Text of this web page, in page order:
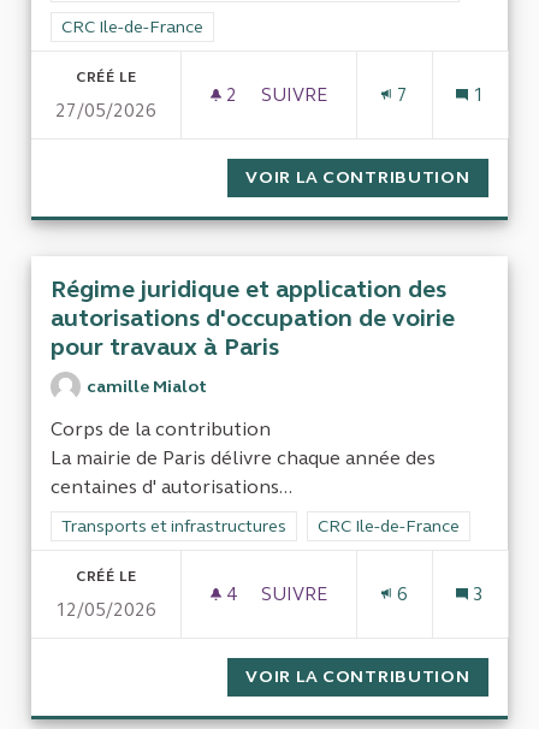
Filtrer les résultats pour le secteur : CRC Ile-de-France
CRC Ile-de-France
CRÉÉ LE
27/05/2026
2 2 ABONNÉS
SUIVRE
7 1
VOIR LA CONTRIBUTION
Régime juridique et application des
autorisations d'occupation de voirie
pour travaux à Paris
camille Mialot
Corps de la contribution
La mairie de Paris délivre chaque année des
centaines d' autorisations...
Filtrer les résultats de la catégorie : Transports et
Transports et infrastructures Filtrer les résultats pour le
CRC Ile-de-France
CRÉÉ LE
12/05/2026
4 4 ABONNÉS
SUIVRE
6 3
VOIR LA CONTRIBUTION